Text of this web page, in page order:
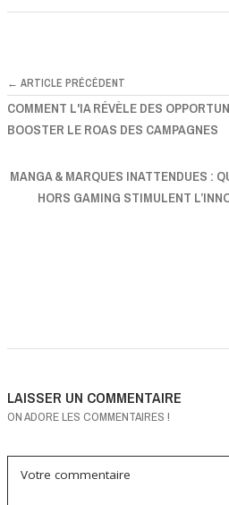
← ARTICLE PRÉCÉDENT
COMMENT L'IA RÉVÈLE DES
BOOSTER LE ROAS DES CAMPAGNES
MANGA & MARQUES INATTENDUES :
HORS GAMING STIMULENT
LAISSER UN COMMENTAIRE
ON ADORE LES COMMENTAIRES !
Votre commentaire